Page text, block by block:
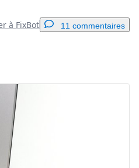
à FixBot 11 commentaires